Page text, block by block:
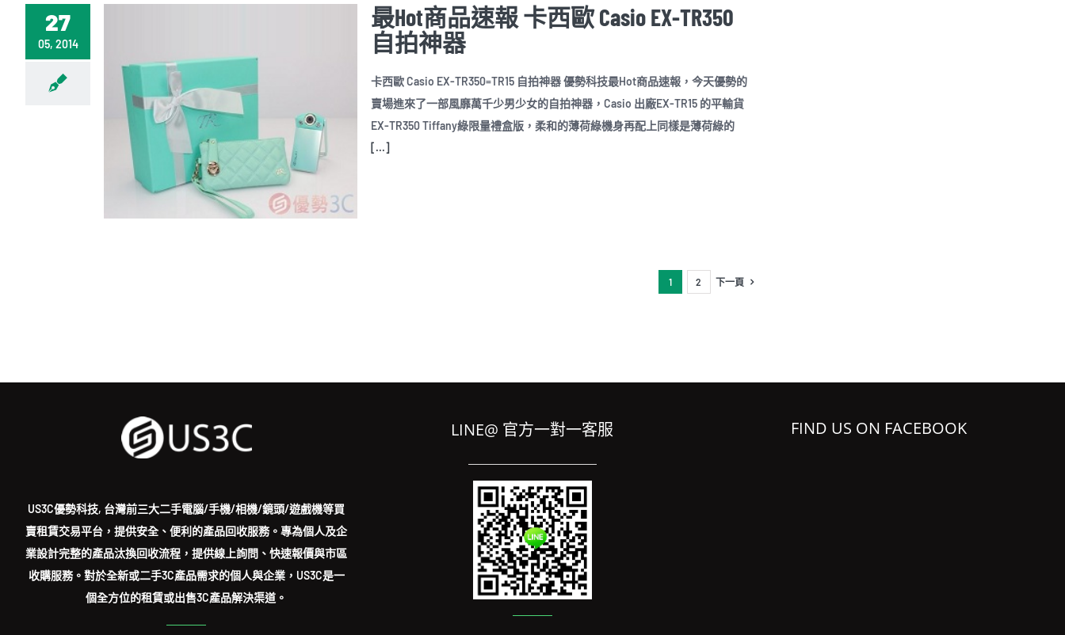
27
05, 2014
最Hot商品速報 卡西歐 Casio EX-TR350
自拍神器
卡西歐 Casio EX-TR350=TR15 自拍神器 優勢科技最Hot商品速報，今天優勢的
賣場進來了一部風靡萬千少男少女的自拍神器，Casio 出廠EX-TR15 的平輸貨
EX-TR350 Tiffany綠限量禮盒版，柔和的薄荷綠機身再配上同樣是薄荷綠的
[...]
1 2 下一頁
US3C優勢科技, 台灣前三大二手電腦/手機/相機/鏡頭/遊戲機等買
賣租賃交易平台，提供安全、便利的產品回收服務。專為個人及企
業設計完整的產品汰換回收流程，提供線上詢問、快速報價與市區
收購服務。對於全新或二手3C產品需求的個人與企業，US3C是一
個全方位的租賃或出售3C產品解決渠道。
LINE@ 官方一對一客服 FIND US ON FACEBOOK